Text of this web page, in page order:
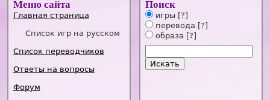
Меню сайта
Главная страница
Список игр на русском
Список переводчиков
Ответы на вопросы
Форум
Поиск
игры [?]
перевода [?]
образа [?]